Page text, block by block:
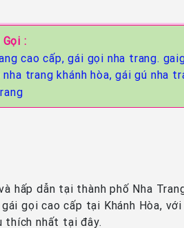
:
cao cấp,gái gọi nha trang.
trang khánh hòa,gái gú nha
hấp dẫn tại thành phố Nha
gọi cao cấp tại Khánh Hòa,
thích nhất tại đây.